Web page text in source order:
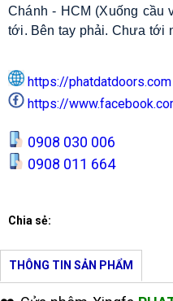
Chánh - HCM (Xuống cầu
tới. Bên tay phải. Chưa tới
https://phatdatdoors.com
https://
0908 030 006
0908 011 664
Chia sẻ:
THÔNG TIN SẢN PHẨM